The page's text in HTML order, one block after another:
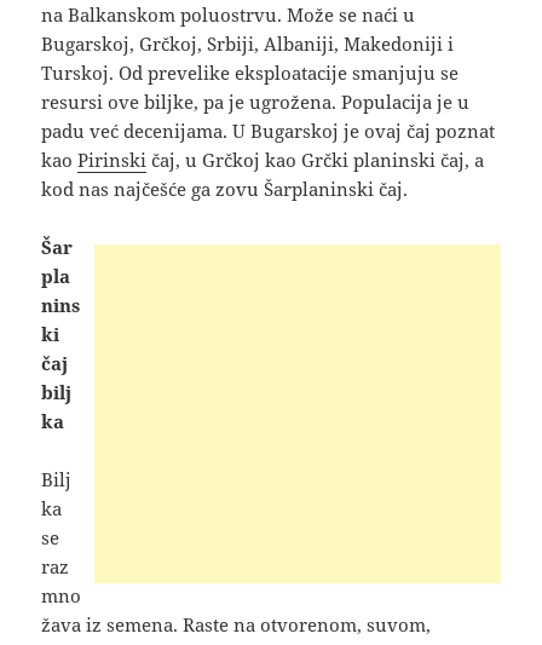
na Balkanskom poluostrvu. Može se naći u
Bugarskoj, Grčkoj, Srbiji, Albaniji, Makedoniji i
Turskoj. Od prevelike eksploatacije smanjuju se
resursi ove biljke, pa je ugrožena. Populacija je u
padu već decenijama. U Bugarskoj je ovaj čaj poznat
kaoPirinski čaj, u Grčkoj kao Grčki planinski čaj, a
kod nas najčešće ga zovu Šarplaninski čaj.
Šar
pla
nins
ki
čaj
bilj
ka
Bilj
ka
se
raz
mno
žava iz semena. Raste na otvorenom, suvom,